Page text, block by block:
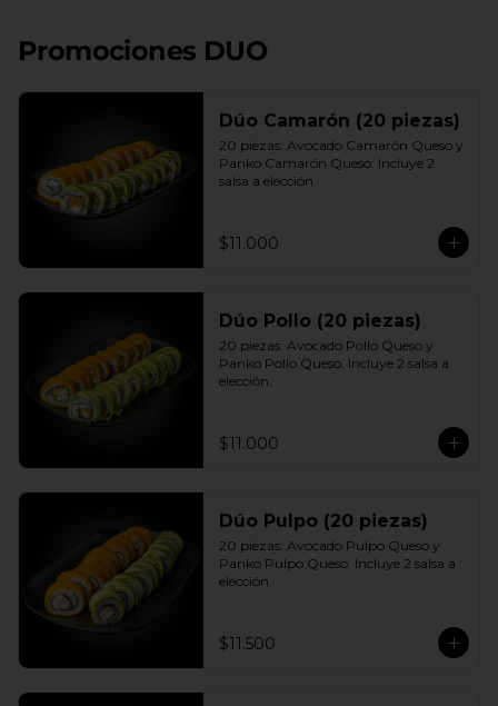
Promociones DUO
Dúo Camarón (20 piezas)
20 piezas: Avocado Camarón Queso y
Panko Camarón Queso. Incluye 2
salsa a elección.
$11.000
Dúo Pollo (20 piezas)
20 piezas: Avocado Pollo Queso y
Panko Pollo Queso. Incluye 2 salsa a
elección.
$11.000
Dúo Pulpo (20 piezas)
20 piezas: Avocado Pulpo Queso y
Panko Pulpo Queso. Incluye 2 salsa a
elección.
$11.500